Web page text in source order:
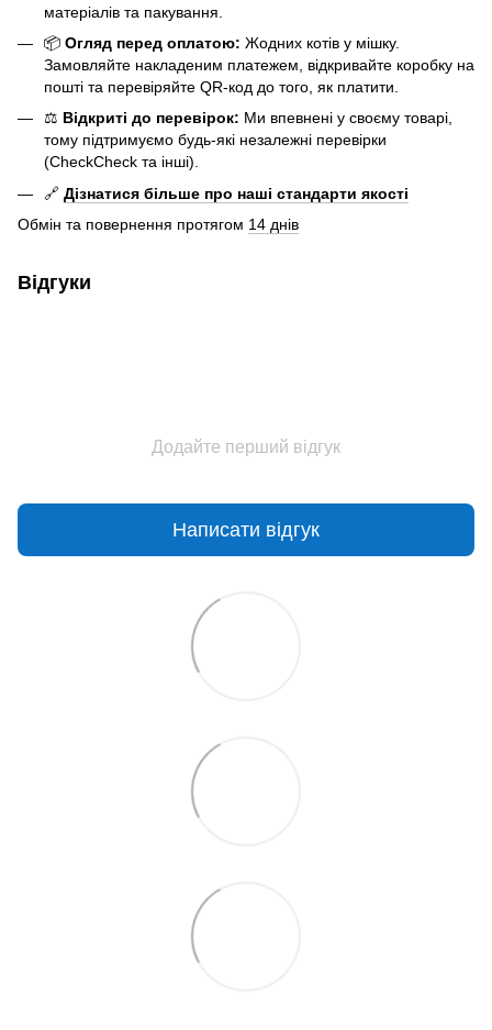
матеріалів та пакування.
📦 Огляд перед оплатою: Жодних котів у мішку.
Замовляйте накладеним платежем, відкривайте коробку на
пошті та перевіряйте QR-код до того, як платити.
⚖️ Відкриті до перевірок: Ми впевнені у своєму товарі,
тому підтримуємо будь-які незалежні перевірки
(CheckCheck та інші).
🔗 Дізнатися більше про наші стандарти якості
Обмін та повернення протягом 14 днів
Відгуки
Додайте перший відгук
Написати відгук